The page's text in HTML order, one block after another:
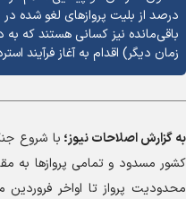
باقی‌مانده نیز کسانی هستند که
زمان دیگر) اقدام به آغاز فرآیند
به گزارشاصلاحات نیوز؛
کشور مسدود و تمامی پرواز‌ها به
محدودیت پرواز تا اواخر فروردین